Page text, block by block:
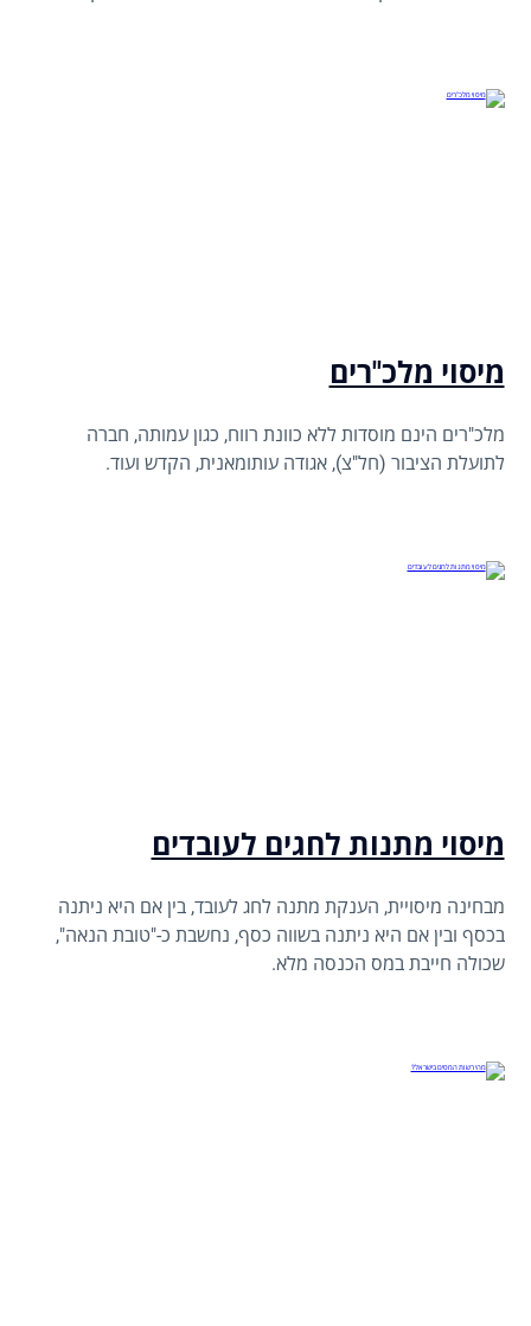
מיסוי מלכ"רים
מלכ"רים הינם מוסדות ללא כוונת רווח, כגון עמותה, חברה
לתועלת הציבור (חל"צ), אגודה עותומאנית, הקדש ועוד.
מיסוי מתנות לחגים לעובדים
מבחינה מיסויית, הענקת מתנה לחג לעובד, בין אם היא ניתנה
בכסף ובין אם היא ניתנה בשווה כסף, נחשבת כ-"טובת הנאה",
שכולה חייבת במס הכנסה מלא.